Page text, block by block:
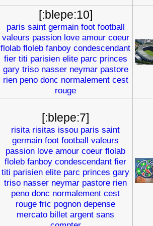
[:blepe:10]
paris saint germain foot football
valeurs passion love amour coeur
flolab floleb fanboy condescendant
fier titi parisien elite parc princes
gary triso nasser neymar pastore
rien peno donc normalement cest
rouge
[:blepe:7]
risita risitas issou paris saint
germain foot football valeurs
passion love amour coeur flolab
floleb fanboy condescendant fier
titi parisien elite parc princes gary
triso nasser neymar pastore rien
peno donc normalement cest
rouge fric pognon depense
mercato billet argent sans